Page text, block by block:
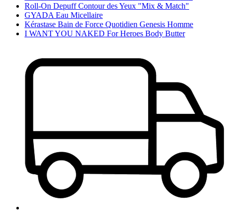
Roll-On Depuff Contour des Yeux "Mix & Match"
GYADA Eau Micellaire
Kérastase Bain de Force Quotidien Genesis Homme
I WANT YOU NAKED For Heroes Body Butter